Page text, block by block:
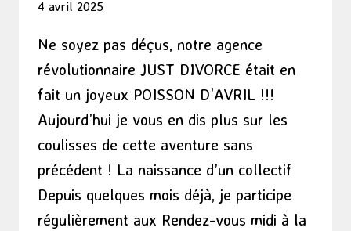
4 avril 2025
Ne soyez pas déçus, notre agence
révolutionnaire JUST DIVORCE était en
fait un joyeux POISSON D’AVRIL !!!
Aujourd’hui je vous en dis plus sur les
coulisses de cette aventure sans
précédent ! La naissance d’un collectif
Depuis quelques mois déjà, je participe
régulièrement aux Rendez-vous midi à la